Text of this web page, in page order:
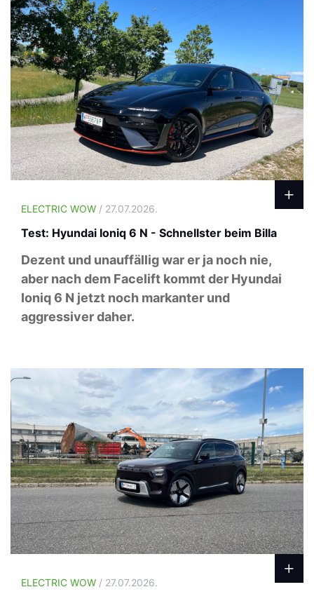
ELECTRIC WOW / 27.07.2026.
Test: Hyundai Ioniq 6 N - Schnellster beim Billa
Dezent und unauffällig war er ja noch nie,
aber nach dem Facelift kommt der Hyundai
Ioniq 6 N jetzt noch markanter und
aggressiver daher.
ELECTRIC WOW / 27.07.2026.